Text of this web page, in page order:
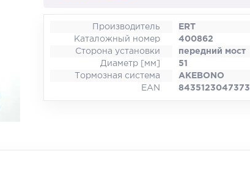
Производитель
ERT
Каталожный номер
400862
Сторона установки
передний мост
Диаметр [мм]
51
Тормозная система
AKEBONO
EAN
8435123047373